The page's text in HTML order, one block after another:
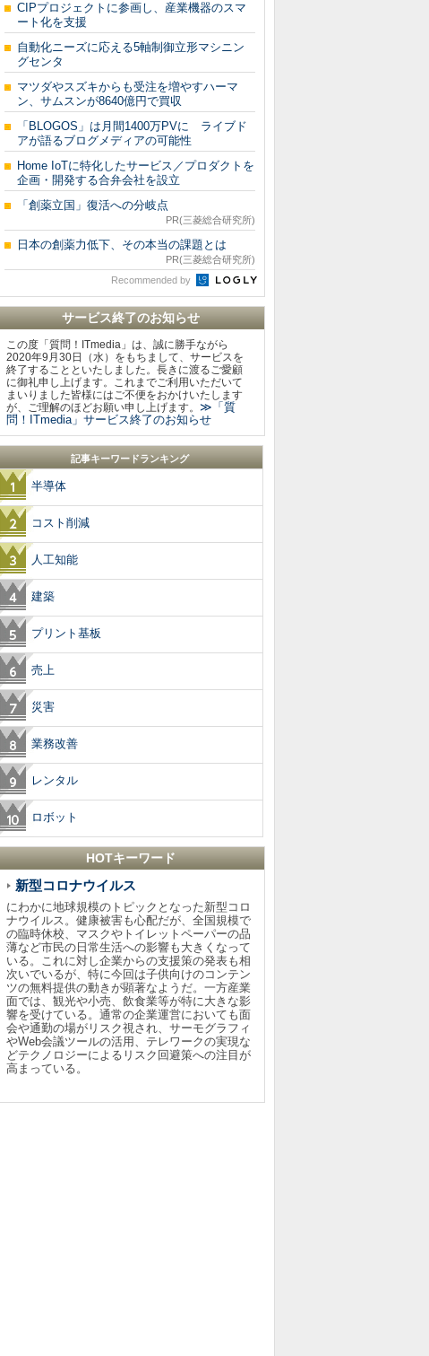
CIPプロジェクトに参画し、産業機器のスマ
ート化を支援
自動化ニーズに応える5軸制御立形マシニン
グセンタ
マツダやスズキからも受注を増やすハーマ
ン、サムスンが8640億円で買収
「BLOGOS」は月間1400万PVに ライブド
アが語るブログメディアの可能性
Home IoTに特化したサービス／プロダクトを
企画・開発する合弁会社を設立
「創薬立国」復活への分岐点
PR(三菱総合研究所)
日本の創薬力低下、その本当の課題とは
PR(三菱総合研究所)
Recommended by
サービス終了のお知らせ
この度「質問！ITmedia」は、誠に勝手ながら
2020年9月30日（水）をもちまして、サービスを
終了することといたしました。長きに渡るご愛顧
に御礼申し上げます。これまでご利用いただいて
まいりました皆様にはご不便をおかけいたします
が、ご理解のほどお願い申し上げます。 ≫「質
問！ITmedia」サービス終了のお知らせ
記事キーワードランキング
半導体
コスト削減
人工知能
建築
プリント基板
売上
災害
業務改善
レンタル
ロボット
HOTキーワード
新型コロナウイルス
にわかに地球規模のトピックとなった新型コロ
ナウイルス。健康被害も心配だが、全国規模で
の臨時休校、マスクやトイレットペーパーの品
薄など市民の日常生活への影響も大きくなって
いる。これに対し企業からの支援策の発表も相
次いでいるが、特に今回は子供向けのコンテン
ツの無料提供の動きが顕著なようだ。一方産業
面では、観光や小売、飲食業等が特に大きな影
響を受けている。通常の企業運営においても面
会や通勤の場がリスク視され、サーモグラフィ
やWeb会議ツールの活用、テレワークの実現な
どテクノロジーによるリスク回避策への注目が
高まっている。